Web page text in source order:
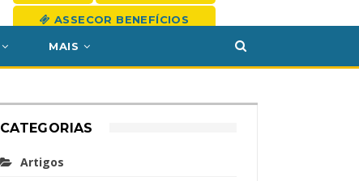
ASSECOR BENEFÍCIOS
MAIS
CATEGORIAS
Artigos